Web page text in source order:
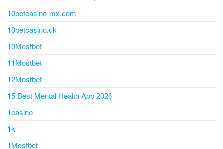
10betcasino-mx.com
10betcasino.uk
10Mostbet
11Mostbet
12Mostbet
15 Best Mental Health App 2026
1casino
1k
1Mostbet